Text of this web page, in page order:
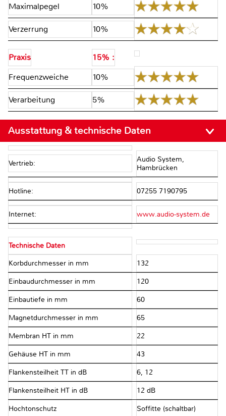
Maximalpegel 10%
Verzerrung 10%
Praxis
15% :
Frequenzweiche
10%
Verarbeitung 5%
Ausstattung & technische Daten
Vertrieb:
Audio System,
Hambrücken
Hotline: 07255 7190795
Internet: www.audio-system.de
Technische Daten
Korbdurchmesser in mm 132
Einbaudurchmesser in mm 120
Einbautiefe in mm 60
Magnetdurchmesser in mm 65
Membran HT in mm 22
Gehäuse HT in mm 43
Flankensteilheit TT in dB 6, 12
Flankensteilheit HT in dB 12 dB
Hochtonschutz Soffitte (schaltbar)